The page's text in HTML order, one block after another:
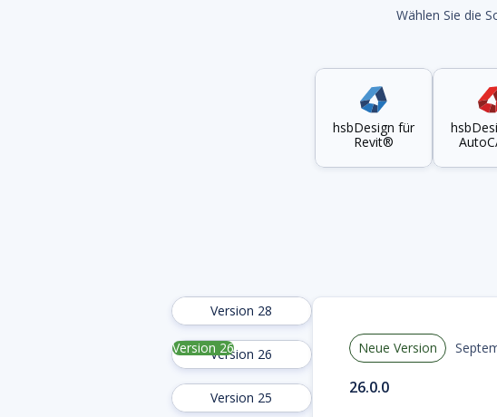
Wählen Sie die
hsbDesign für
Revit®
Version 28
Version 26Version 26
Version 25
Neue Version
26.0.0